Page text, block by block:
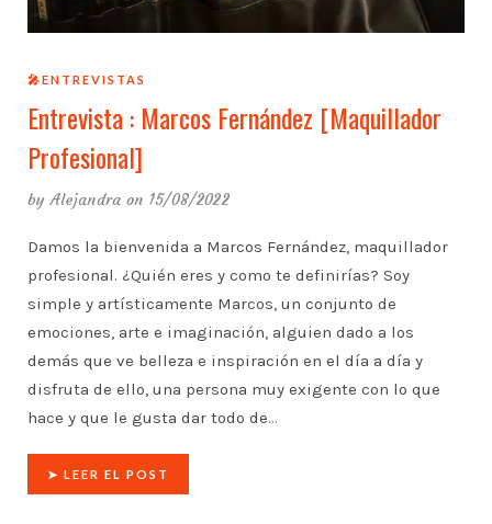
🎤ENTREVISTAS
Entrevista : Marcos Fernández [Maquillador
Profesional]
byAlejandra on 15/08/2022
Damos la bienvenida a Marcos Fernández, maquillador
profesional. ¿Quién eres y como te definirías? Soy
simple y artísticamente Marcos, un conjunto de
emociones, arte e imaginación, alguien dado a los
demás que ve belleza e inspiración en el día a día y
disfruta de ello, una persona muy exigente con lo que
hace y que le gusta dar todo de…
➤ LEER EL POST